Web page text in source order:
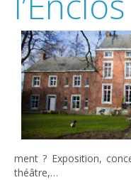
ment ? Exposition,
théâtre,…